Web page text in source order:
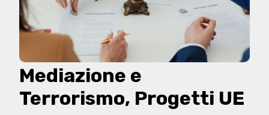
Mediazione e
Terrorismo, Progetti UE